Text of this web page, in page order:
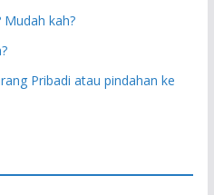
Mudah kah?
Pribadi atau pindahan ke